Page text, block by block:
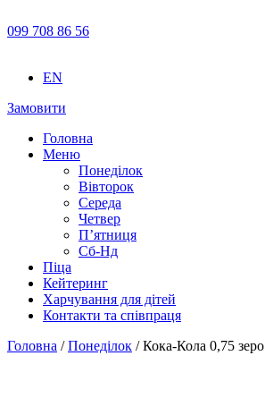
099 708 86 56
EN
Замовити
Головна
Меню
Понеділок
Вівторок
Середа
Четвер
П’ятниця
Сб-Нд
Піца
Кейтеринг
Харчування для дітей
Контакти та співпраця
Головна /Понеділок / Кока-Кола 0,75 зеро